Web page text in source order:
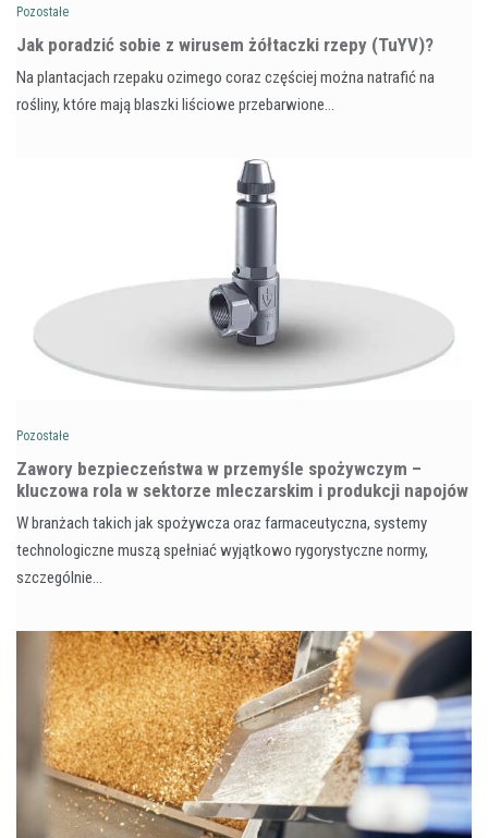
Pozostałe
​Jak poradzić sobie z wirusem żółtaczki rzepy (TuYV)?
Na plantacjach rzepaku ozimego coraz częściej można natrafić na
rośliny, które mają blaszki liściowe przebarwione…
Pozostałe
Zawory bezpieczeństwa w przemyśle spożywczym –
kluczowa rola w sektorze mleczarskim i produkcji napojów
W branżach takich jak spożywcza oraz farmaceutyczna, systemy
technologiczne muszą spełniać wyjątkowo rygorystyczne normy,
szczególnie…